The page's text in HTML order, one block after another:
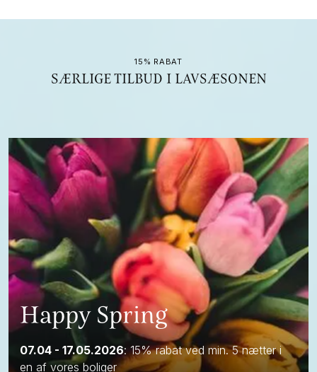
15% RABAT
SÆRLIGE TILBUD I LAVSÆSONEN
Happy Spring
07.04 - 17.05.2026: 15% rabat ved min. 5 nætter i
en af vores boliger